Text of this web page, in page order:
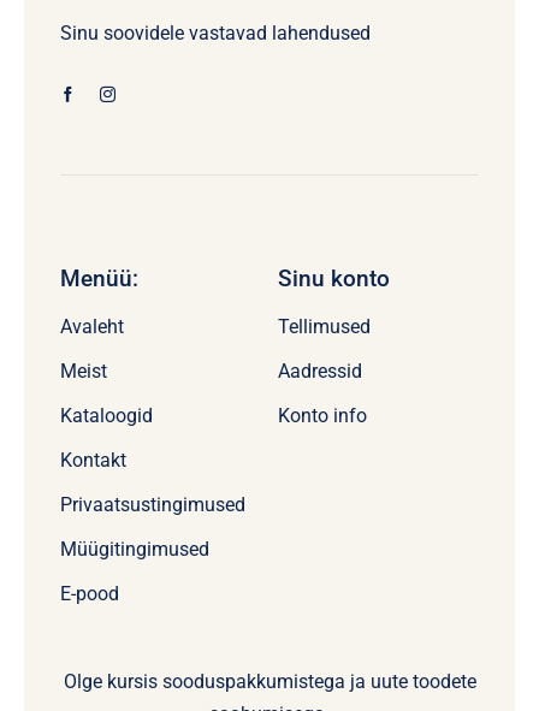
Sinu soovidele vastavad lahendused
Menüü:
Avaleht
Meist
Kataloogid
Kontakt
Privaatsustingimused
Müügitingimused
E-pood
Sinu konto
Tellimused
Aadressid
Konto info
Olge kursis sooduspakkumistega ja uute toodete